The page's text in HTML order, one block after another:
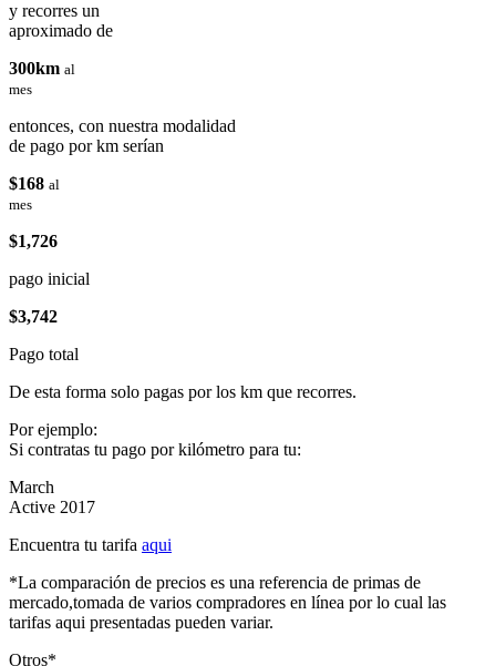
y recorres un
aproximado de
300km al
mes
entonces, con nuestra modalidad
de pago por km serían
$168 al
mes
$1,726
pago inicial
$3,742
Pago total
De esta forma solo pagas por los km que recorres.
Por ejemplo:
Si contratas tu pago por kilómetro para tu:
March
Active 2017
Encuentra tu tarifa aqui
*La comparación de precios es una referencia de primas de
mercado,tomada de varios compradores en línea por lo cual las
tarifas aqui presentadas pueden variar.
Otros*